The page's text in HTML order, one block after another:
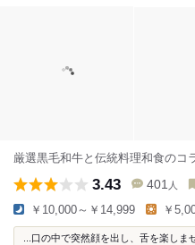
厳選黒毛和牛と伝統料理和食のコ
3.43 401 人
￥10,000～￥14,999 ￥
...口の中で突然顔を出し、舌を楽し